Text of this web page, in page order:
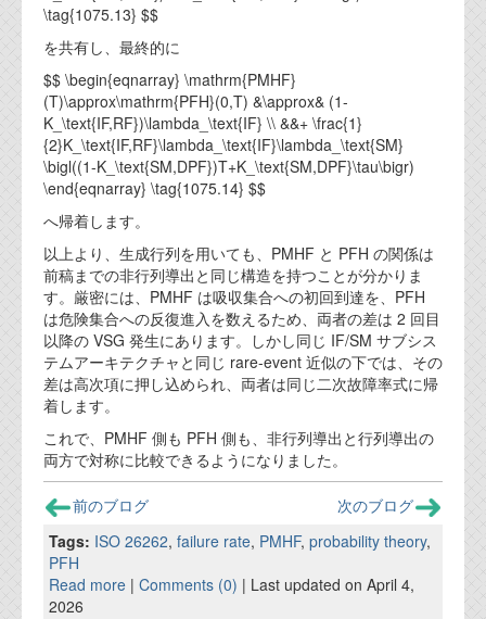
\tag{1075.13} $$
を共有し、最終的に
$$ \begin{eqnarray} \mathrm{PMHF}
(T)\approx\mathrm{PFH}(0,T) &\approx& (1-
K_\text{IF,RF})\lambda_\text{IF} \\ &&+ \frac{1}
{2}K_\text{IF,RF}\lambda_\text{IF}\lambda_\text{SM}
\bigl((1-K_\text{SM,DPF})T+K_\text{SM,DPF}\tau\bigr)
\end{eqnarray} \tag{1075.14} $$
へ帰着します。
以上より、生成行列を用いても、PMHF と PFH の関係は
前稿までの非行列導出と同じ構造を持つことが分かりま
す。厳密には、PMHF は吸収集合への初回到達を、PFH
は危険集合への反復進入を数えるため、両者の差は 2 回目
以降の VSG 発生にあります。しかし同じ IF/SM サブシス
テムアーキテクチャと同じ rare-event 近似の下では、その
差は高次項に押し込められ、両者は同じ二次故障率式に帰
着します。
これで、PMHF 側も PFH 側も、非行列導出と行列導出の
両方で対称に比較できるようになりました。
前のブログ
次のブログ
Tags: ISO 26262, failure rate, PMHF, probability theory,
PFH
Read more | Comments (0) | Last updated on April 4,
2026